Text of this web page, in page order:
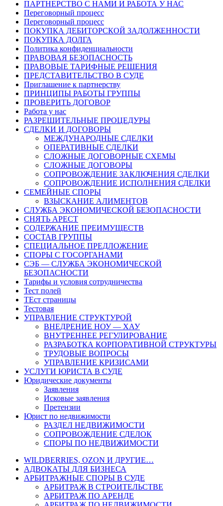
ПАРТНЕРСТВО С НАМИ И РАБОТА У НАС
Переговорный процесс
Переговорный процесс
ПОКУПКА ДЕБИТОРСКОЙ ЗАДОЛЖЕННОСТИ
ПОКУПКА ДОЛГА
Политика конфиденциальности
ПРАВОВАЯ БЕЗОПАСНОСТЬ
ПРАВОВЫЕ ТАРИФНЫЕ РЕШЕНИЯ
ПРЕДСТАВИТЕЛЬСТВО В СУДЕ
Приглашение к партнерству
ПРИНЦИПЫ РАБОТЫ ГРУППЫ
ПРОВЕРИТЬ ДОГОВОР
Работа у нас
РАЗРЕШИТЕЛЬНЫЕ ПРОЦЕДУРЫ
СДЕЛКИ И ДОГОВОРЫ
МЕЖДУНАРОДНЫЕ СДЕЛКИ
ОПЕРАТИВНЫЕ СДЕЛКИ
СЛОЖНЫЕ ДОГОВОРНЫЕ СХЕМЫ
СЛОЖНЫЕ ДОГОВОРЫ
СОПРОВОЖДЕНИЕ ЗАКЛЮЧЕНИЯ СДЕЛКИ
СОПРОВОЖДЕНИЕ ИСПОЛНЕНИЯ СДЕЛКИ
СЕМЕЙНЫЕ СПОРЫ
ВЗЫСКАНИЕ АЛИМЕНТОВ
СЛУЖБА ЭКОНОМИЧЕСКОЙ БЕЗОПАСНОСТИ
СНЯТЬ АРЕСТ
СОДЕРЖАНИЕ ПРЕИМУЩЕСТВ
СОСТАВ ГРУППЫ
СПЕЦИАЛЬНОЕ ПРЕДЛОЖЕНИЕ
СПОРЫ С ГОСОРГАНАМИ
СЭБ — СЛУЖБА ЭКОНОМИЧЕСКОЙ
БЕЗОПАСНОСТИ
Тарифы и условия сотрудничества
Тест полей
ТЕст страницы
Тестовая
УПРАВЛЕНИЕ СТРУКТУРОЙ
ВНЕДРЕНИЕ НОУ — ХАУ
ВНУТРЕННЕЕ РЕГУЛИРОВАНИЕ
РАЗРАБОТКА КОРПОРАТИВНОЙ СТРУКТУРЫ
ТРУДОВЫЕ ВОПРОСЫ
УПРАВЛЕНИЕ КРИЗИСАМИ
УСЛУГИ ЮРИСТА В СУДЕ
Юридические документы
Заявления
Исковые заявления
Претензии
Юрист по недвижимости
РАЗДЕЛ НЕДВИЖИМОСТИ
СОПРОВОЖДЕНИЕ СДЕЛОК
СПОРЫ ПО НЕДВИЖИМОСТИ
WILDBERRIES, OZON И ДРУГИЕ…
АДВОКАТЫ ДЛЯ БИЗНЕСА
АРБИТРАЖНЫЕ СПОРЫ В СУДЕ
АРБИТРАЖ В СТРОИТЕЛЬСТВЕ
АРБИТРАЖ ПО АРЕНДЕ